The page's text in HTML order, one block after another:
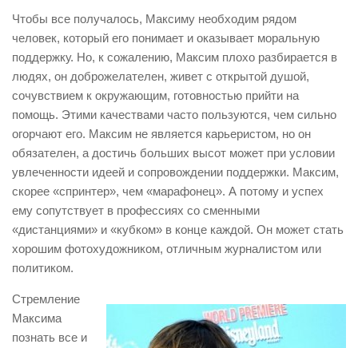
Чтобы все получалось, Максиму необходим рядом
человек, который его понимает и оказывает моральную
поддержку. Но, к сожалению, Максим плохо разбирается в
людях, он доброжелателен, живет с открытой душой,
сочувствием к окружающим, готовностью прийти на
помощь. Этими качествами часто пользуются, чем сильно
огорчают его. Максим не является карьеристом, но он
обязателен, а достичь больших высот может при условии
увлеченности идеей и сопровождении поддержки. Максим,
скорее «спринтер», чем «марафонец». А потому и успех
ему сопутствует в профессиях со сменными
«дистанциями» и «кубком» в конце каждой. Он может стать
хорошим фотохудожником, отличным журналистом или
политиком.
Стремление
Максима
познать все и